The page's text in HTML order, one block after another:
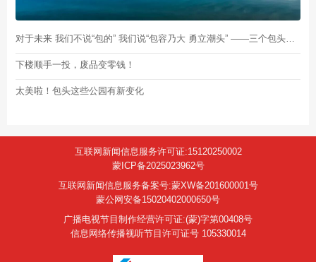
对于未来 我们不说“包的” 我们说“包容乃大 勇立潮头” ——三个包头青年的“梦想成真”记
下楼顺手一投，废品变零钱！
太美啦！包头这些公园有新变化
互联网新闻信息服务许可证:15120250002
蒙ICP备2025023962号
互联网新闻信息服务备案号:蒙XW备201600001号
蒙公网安备15020402000650号
广播电视节目制作经营许可证:(蒙)字第00408号
信息网络传播视听节目许可证号 105330014